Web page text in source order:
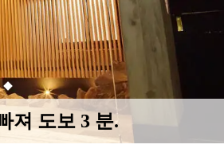
져 도보 3 분.